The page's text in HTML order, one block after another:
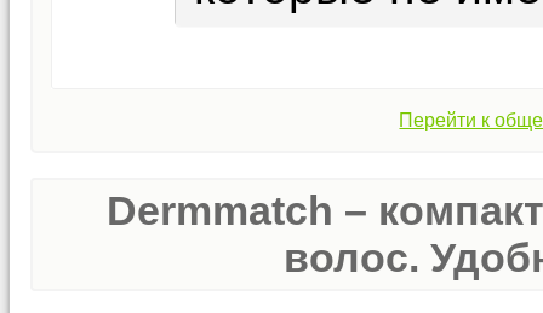
Перейти к
Dermmatch –
волос.